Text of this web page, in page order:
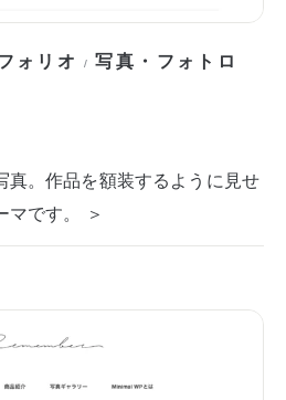
ォリオ /写真・フォトロ
真。作品を額装するように見せ
マです。 ＞